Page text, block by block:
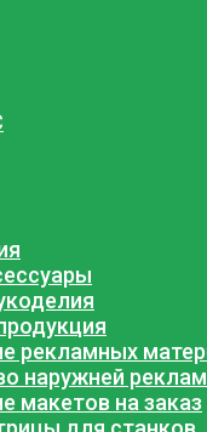
рекламных
наружней
макетов на заказ